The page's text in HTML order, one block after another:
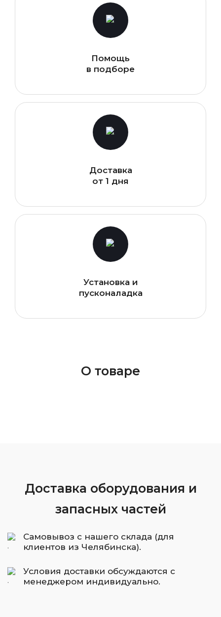
Помощь
в подборе
Доставка
от 1 дня
Установка и
пусконаладка
О товаре
Доставка оборудования и
запасных частей
Самовывоз с нашего склада (для
клиентов из Челябинска).
Условия доставки обсуждаются с
менеджером индивидуально.